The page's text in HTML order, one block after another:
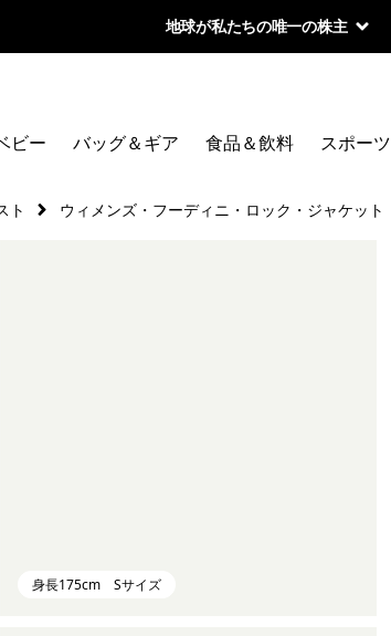
地球が私たちの唯一の株主
ビー バッグ＆ギア 食品＆飲料 スポーツ
ト ウィメンズ・フーディニ・ロック・ジャケット
身長175cm Sサイズ